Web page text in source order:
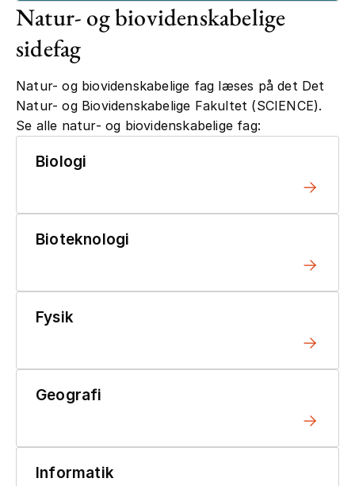
Natur- og biovidenskabelige
sidefag
Natur- og biovidenskabelige fag læses på det Det
Natur- og Biovidenskabelige Fakultet (SCIENCE).
Se alle natur- og biovidenskabelige fag:
Biologi
Bioteknologi
Fysik
Geografi
Informatik